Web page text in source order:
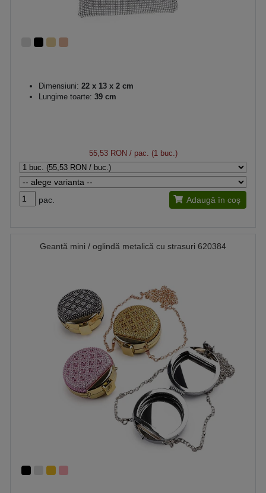
Dimensiuni: 22 x 13 x 2 cm
Lungime toarte: 39 cm
55,53 RON / pac. (1 buc.)
pac. Adaugă în coș
Geantă mini / oglindă metalică cu strasuri 620384